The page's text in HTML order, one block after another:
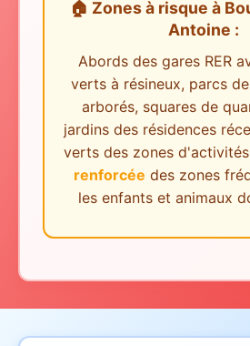
🏠 Zones à risque à
Antoine :
Abords des gares RER
verts à résineux, parcs
arborés, squares de
jardins des résidences
verts des zones
renforcée des zones
les enfants et animaux